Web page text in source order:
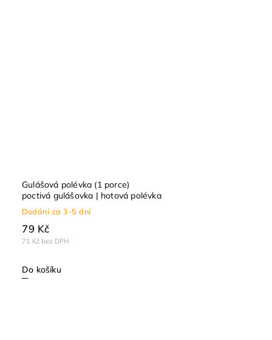
Gulášová polévka (1 porce)
poctivá gulášovka | hotová polévka
Dodání za 3-5 dní
71 Kč bez DPH
79 Kč
Do košíku